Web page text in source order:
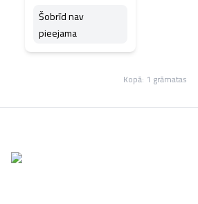
Šobrīd nav
pieejama
Kopā: 1 grāmatas